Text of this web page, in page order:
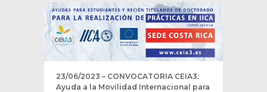
23/06/2023 – CONVOCATORIA CEIA3:
Ayuda a la Movilidad Internacional para